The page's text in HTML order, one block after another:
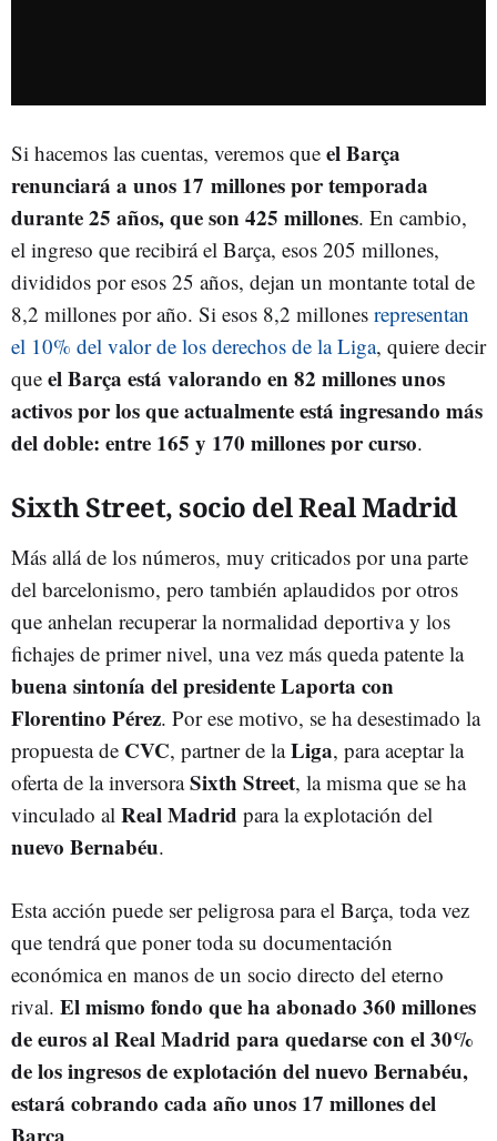
Si hacemos las cuentas, veremos que el Barça
renunciará a unos 17 millones por temporada
durante 25 años, que son 425 millones. En cambio,
el ingreso que recibirá el Barça, esos 205 millones,
divididos por esos 25 años, dejan un montante total de
8,2 millones por año. Si esos 8,2 millones representan
el 10% del valor de los derechos de la Liga, quiere decir
que el Barça está valorando en 82 millones unos
activos por los que actualmente está ingresando más
del doble: entre 165 y 170 millones por curso.
Sixth Street, socio del Real Madrid
Más allá de los números, muy criticados por una parte
del barcelonismo, pero también aplaudidos por otros
que anhelan recuperar la normalidad deportiva y los
fichajes de primer nivel, una vez más queda patente la
buena sintonía del presidente Laporta con
Florentino Pérez. Por ese motivo, se ha desestimado la
propuesta de CVC, partner de laLiga, para aceptar la
oferta de la inversoraSixth Street, la misma que se ha
vinculado al Real Madrid para la explotación del
nuevo Bernabéu.
Esta acción puede ser peligrosa para el Barça, toda vez
que tendrá que poner toda su documentación
económica en manos de un socio directo del eterno
rival. El mismo fondo que ha abonado 360 millones
de euros al Real Madrid para quedarse con el 30%
de los ingresos de explotación del nuevo Bernabéu,
estará cobrando cada año unos 17 millones del
Barça